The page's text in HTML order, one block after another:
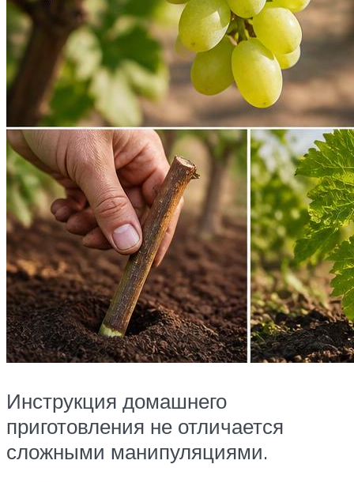
Инструкция домашнего
приготовления не отличается
сложными манипуляциями.